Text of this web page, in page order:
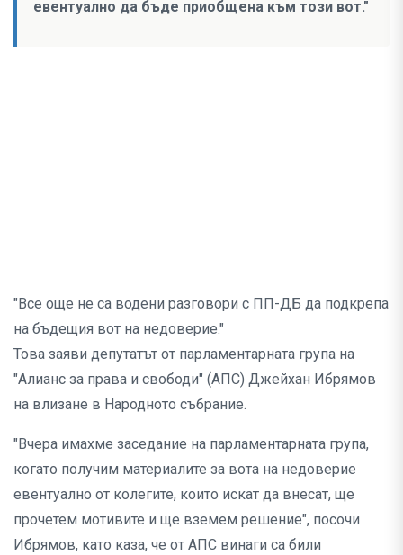
евентуално да бъде приобщена към този вот."
"Все още не са водени разговори с ПП-ДБ да подкрепа
на бъдещия вот на недоверие."
Това заяви депутатът от парламентарната група на
"Алианс за права и свободи" (АПС) Джейхан Ибрямов
на влизане в Народното събрание.
"Вчера имахме заседание на парламентарната група,
когато получим материалите за вота на недоверие
евентуално от колегите, които искат да внесат, ще
прочетем мотивите и ще вземем решение", посочи
Ибрямов, като каза, че от АПС винаги са били